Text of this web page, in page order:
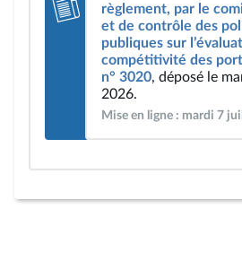
règlement, par le
et de contrôle des
publiques sur
compétitivité des
n° 3020, déposé le
2026.
Mise en ligne : mardi 7